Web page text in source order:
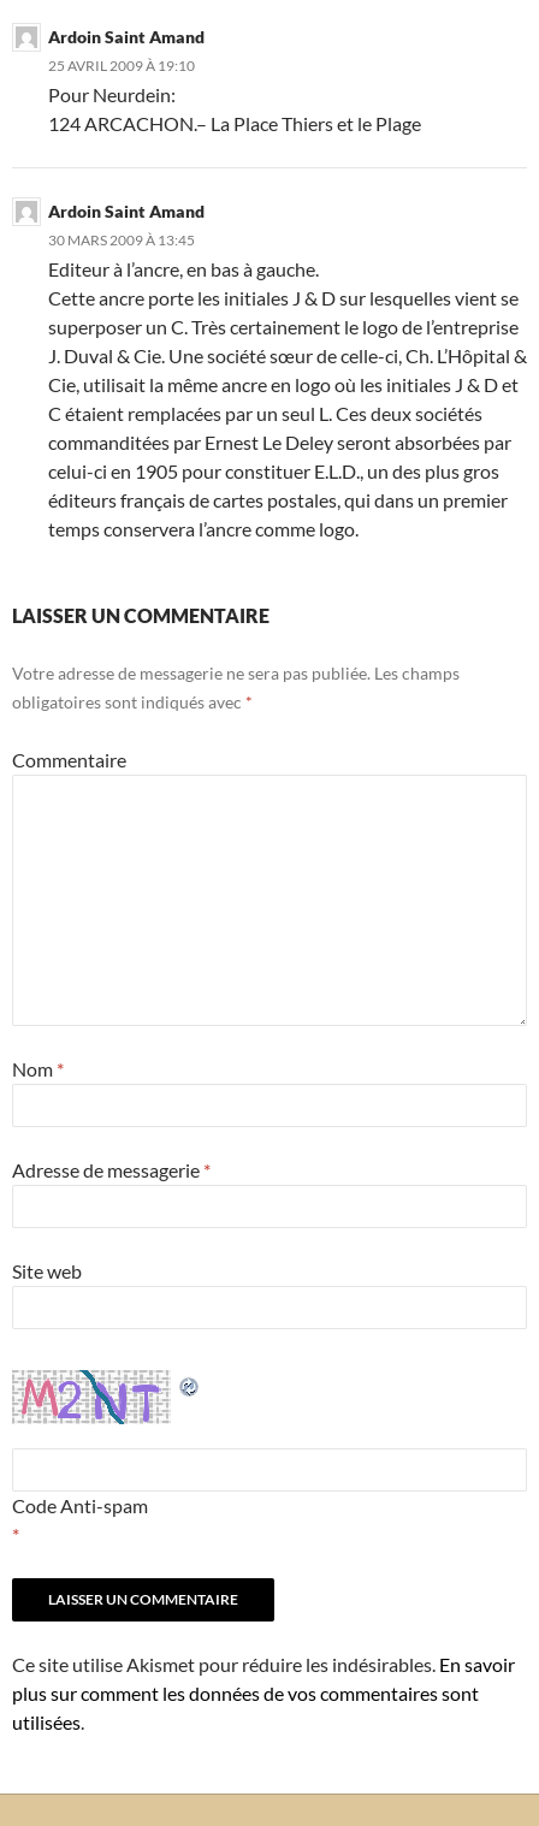
Ardoin Saint Amand
25 AVRIL 2009 À 19:10
Pour Neurdein:
124 ARCACHON.– La Place Thiers et le Plage
Ardoin Saint Amand
30 MARS 2009 À 13:45
Editeur à l’ancre, en bas à gauche.
Cette ancre porte les initiales J & D sur lesquelles vient se
superposer un C. Très certainement le logo de l’entreprise
J. Duval & Cie. Une société sœur de celle-ci, Ch. L’Hôpital &
Cie, utilisait la même ancre en logo où les initiales J & D et
C étaient remplacées par un seul L. Ces deux sociétés
commanditées par Ernest Le Deley seront absorbées par
celui-ci en 1905 pour constituer E.L.D., un des plus gros
éditeurs français de cartes postales, qui dans un premier
temps conservera l’ancre comme logo.
LAISSER UN COMMENTAIRE
Votre adresse de messagerie ne sera pas publiée. Les champs
obligatoires sont indiqués avec *
Commentaire
Nom *
Adresse de messagerie *
Site web
Code Anti-spam
*
Ce site utilise Akismet pour réduire les indésirables. En savoir
plus sur comment les données de vos commentaires sont
utilisées